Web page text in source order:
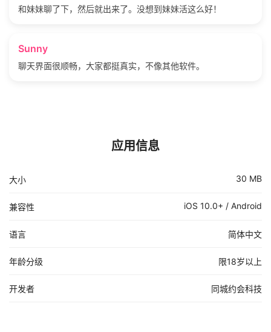
和妹妹聊了下，然后就出来了。没想到妹妹活这么好！
Sunny
聊天界面很顺畅，大家都挺真实，不像其他软件。
应用信息
大小 30 MB
兼容性 iOS 10.0+ / Android
语言 简体中文
年龄分级 限18岁以上
开发者 同城约会科技